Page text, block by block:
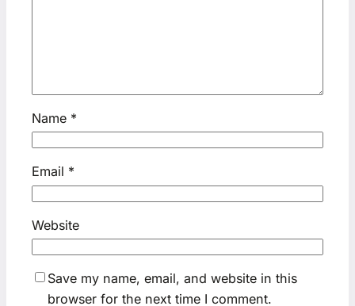
Name *
Email *
Website
Save my name, email, and website in this
browser for the next time I comment.